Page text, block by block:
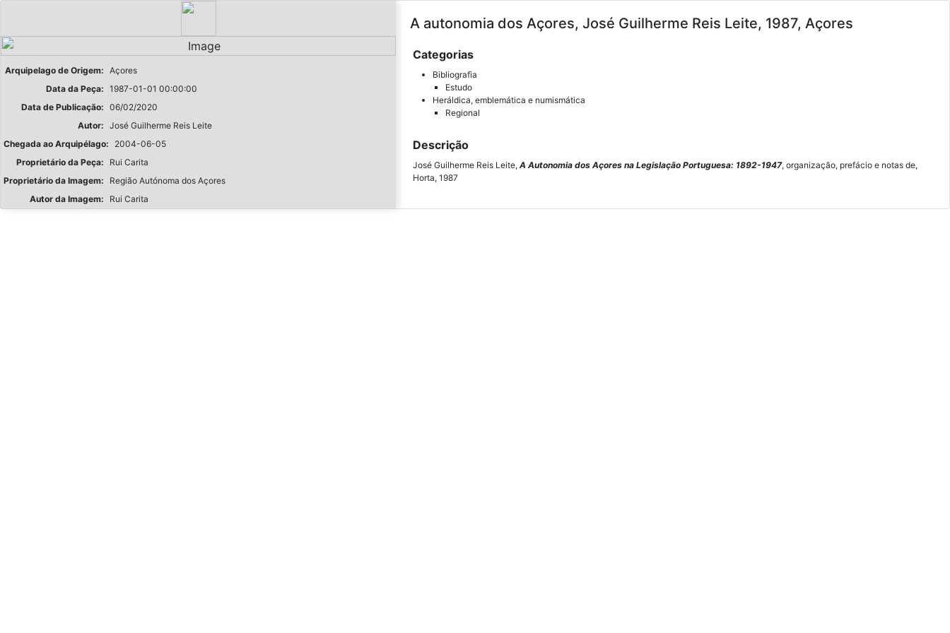
Arquipelago de Origem: Açores
Data da Peça: 1987-01-01 00:00:00
Data de Publicação: 06/02/2020
Autor: José Guilherme Reis Leite
Chegada ao Arquipélago:
2004-06-05
Proprietário da Peça:
Rui Carita
Proprietário da Imagem:
Região Autónoma dos Açores
Autor da Imagem:
Rui Carita
A autonomia dos Açores, José Guilherme Reis Leite, 1987, Açores
Categorias
Bibliografia
Estudo
Heráldica, emblemática e numismática
Regional
Descrição
José Guilherme Reis Leite,A Autonomia dos Açores na Legislação Portuguesa: 1892-1947, organização, prefácio e notas de,
Horta, 1987